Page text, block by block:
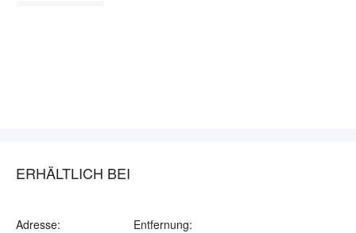
ERHÄLTLICH BEI
Adresse: Entfernung: